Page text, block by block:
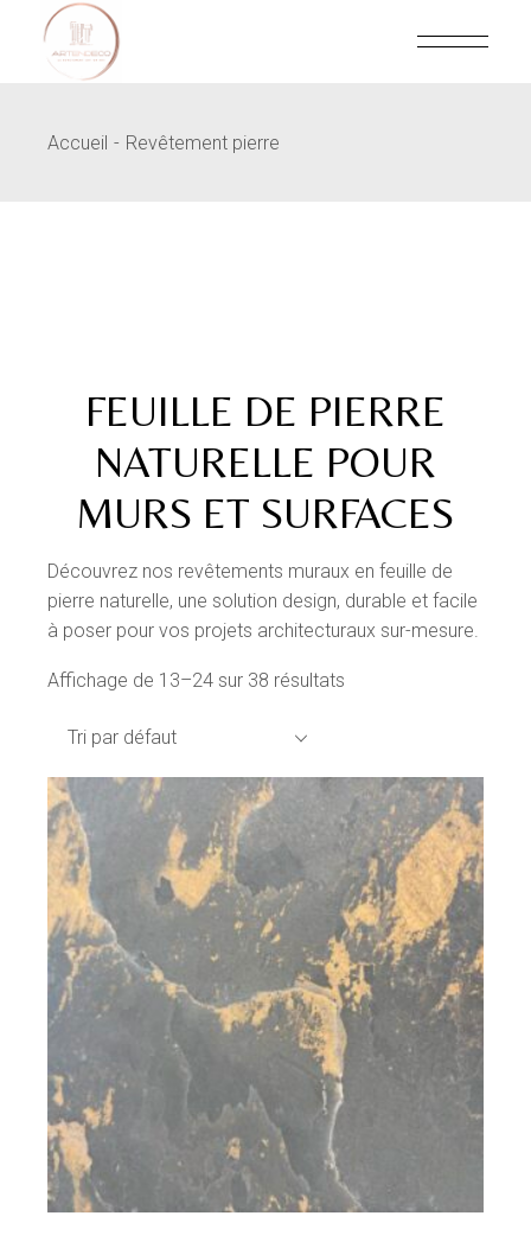
content
Accueil Revêtement pierre
FEUILLE DE PIERRE
NATURELLE POUR
MURS ET SURFACES
Découvrez nos revêtements muraux en feuille de
pierre naturelle, une solution design, durable et facile
à poser pour vos projets architecturaux sur-mesure.
Affichage de 13–24 sur 38 résultats
Tri par défaut